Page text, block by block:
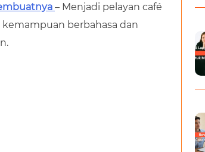
– Menjadi pelayan café
berbahasa dan